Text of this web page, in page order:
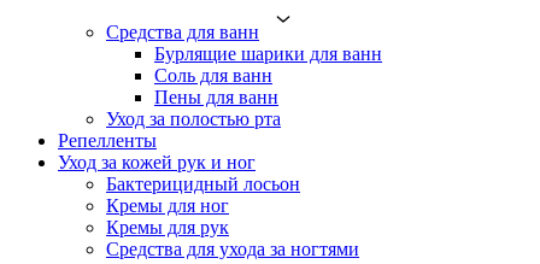
Средства для ванн
Бурлящие шарики для ванн
Соль для ванн
Пены для ванн
Уход за полостью рта
Репелленты
Уход за кожей рук и ног
Бактерицидный лосьон
Кремы для ног
Кремы для рук
Средства для ухода за ногтями